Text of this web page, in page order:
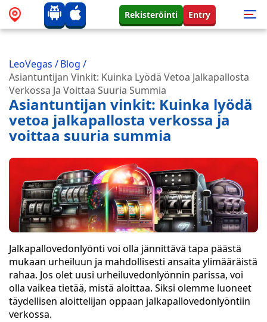
Rekisteröinti Entry
LeoVegas /Blog /
Asiantuntijan Vinkit: Kuinka Lyödä Vetoa Jalkapallosta
Verkossa Ja Voittaa Suuria Summia
Asiantuntijan vinkit: Kuinka lyödä
vetoa jalkapallosta verkossa ja
voittaa suuria summia
Jalkapallovedonlyönti voi olla jännittävä tapa päästä
mukaan urheiluun ja mahdollisesti ansaita ylimääräistä
rahaa. Jos olet uusi urheiluvedonlyönnin parissa, voi
olla vaikea tietää, mistä aloittaa. Siksi olemme luoneet
täydellisen aloittelijan oppaan jalkapallovedonlyöntiin
verkossa.